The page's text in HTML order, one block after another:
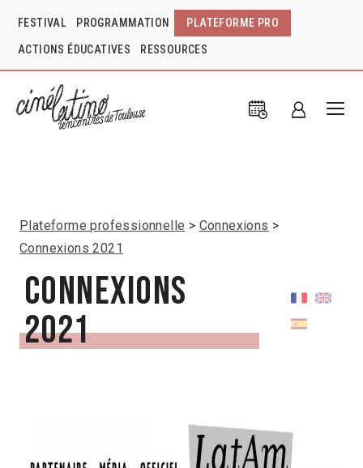
FESTIVAL PROGRAMMATION PLATEFORME PRO
ACTIONS ÉDUCATIVES RESSOURCES
Plateforme professionnelle
Connexions
Connexions 2021
Connexions
2021